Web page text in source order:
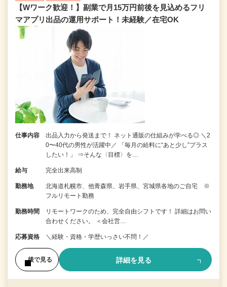
【Wワーク歓迎！】副業で月15万円前後を見込めるフリ
マアプリ出品の運用サポート！未経験／在宅OK
仕事内容
出品入力から発送まで！ ネット通販の仕組みが学べる◎ ＼2
0〜40代の男性が活躍中／ 「毎月の給料に“あと少し”プラス
したい！」 ⇒そんな〈目標〉を…
給与 完全出来高制
勤務地
北海道札幌市、他青森県、岩手県、宮城県各地のご自宅 ※
フルリモート勤務
勤務時間
リモートワークのため、完全自由シフトです！ 詳細はお問い
合わせください。 ＜会社営…
応募資格 ＼経験・資格・学歴いっさい不問！／
後で見る 詳細を見る